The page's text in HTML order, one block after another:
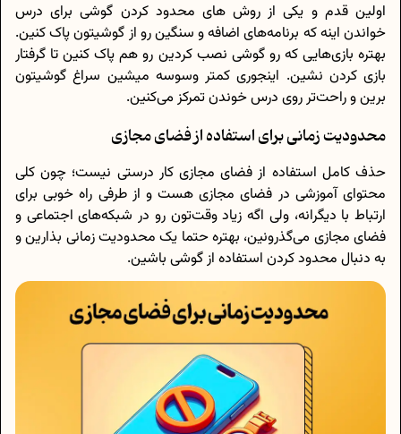
اولین قدم و یکی از روش های محدود کردن گوشی برای درس
خواندن اینه که برنامه‌های اضافه و سنگین رو از گوشیتون پاک کنین.
بهتره بازی‌هایی که رو گوشی نصب کردین رو هم پاک کنین تا گرفتار
بازی کردن نشین. اینجوری کمتر وسوسه میشین سراغ گوشیتون
برین و راحت‌تر روی درس خوندن تمرکز می‌کنین.
محدودیت زمانی برای استفاده از فضای مجازی
حذف کامل استفاده از فضای مجازی کار درستی نیست؛ چون کلی
محتوای آموزشی در فضای مجازی هست و از طرفی راه خوبی برای
ارتباط با دیگرانه، ولی اگه زیاد وقت‌تون رو در شبکه‌های اجتماعی و
فضای مجازی می‌گذرونین، بهتره حتما یک محدودیت زمانی بذارین و
به دنبال محدود کردن استفاده از گوشی باشین.